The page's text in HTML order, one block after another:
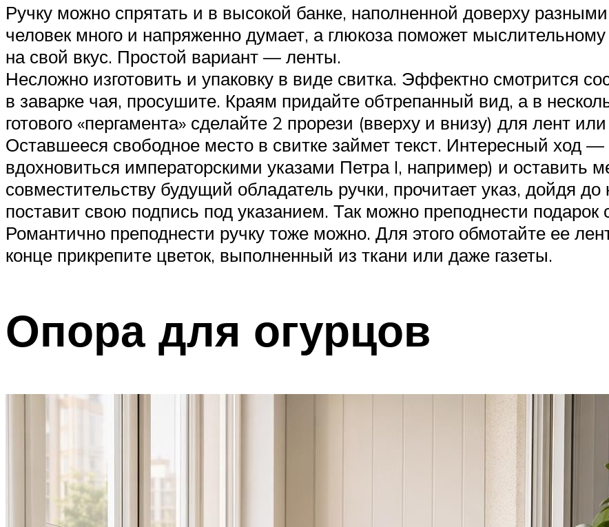
Ручку можно спрятать и в высокой банке, наполненной доверху
человек много и напряженно думает, а глюкоза поможет
на свой вкус. Простой вариант — ленты.
Несложно изготовить и упаковку в виде свитка. Эффектно смотрится
в заварке чая, просушите. Краям придайте обтрепанный вид, а в
готового «пергамента» сделайте 2 прорези (вверху и внизу) для лент
Оставшееся свободное место в свитке займет текст. Интересный ход
вдохновиться императорскими указами Петра I, например) и оставить
совместительству будущий обладатель ручки, прочитает указ, дойдя
поставит свою подпись под указанием. Так можно преподнести подарок
Романтично преподнести ручку тоже можно. Для этого обмотайте ее
конце прикрепите цветок, выполненный из ткани или даже газеты.
Опора для огурцов